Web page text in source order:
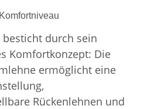
besticht durch sein
Komfortkonzept: Die
ermöglicht eine
Rückenlehnen und